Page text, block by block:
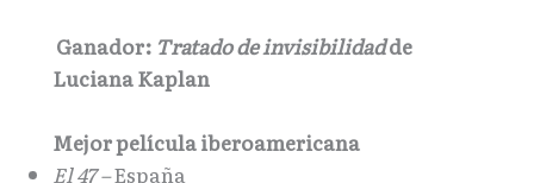
Ganador: Tratado de invisibilidadde
Luciana Kaplan
Mejor película iberoamericana
El 47 –España